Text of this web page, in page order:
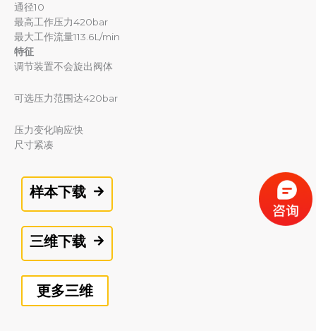
通径10
最高工作压力420bar
最大工作流量113.6L/min
特征
调节装置不会旋出阀体
可选压力范围达420bar
压力变化响应快
尺寸紧凑
样本下载
三维下载
更多三维